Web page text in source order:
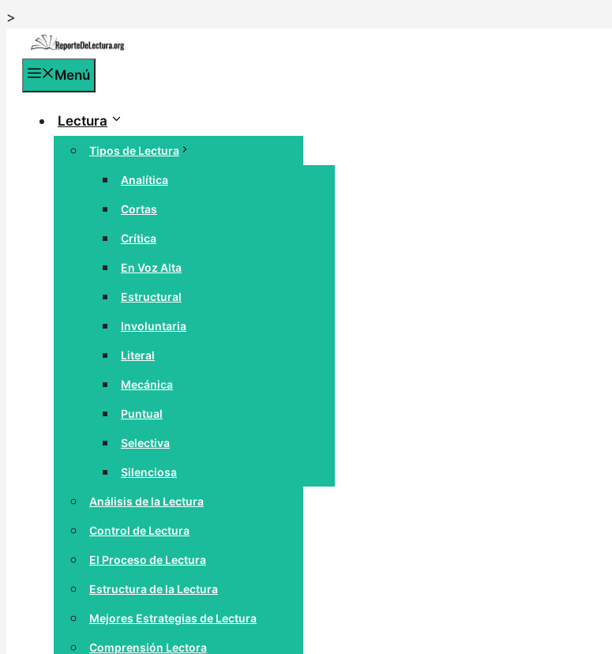
>
contenido
Menú
Lectura
Tipos de Lectura
Analítica
Cortas
Crítica
En Voz Alta
Estructural
Involuntaria
Literal
Mecánica
Puntual
Selectiva
Silenciosa
Análisis de la Lectura
Control de Lectura
El Proceso de Lectura
Estructura de la Lectura
Mejores Estrategias de Lectura
Comprensión Lectora